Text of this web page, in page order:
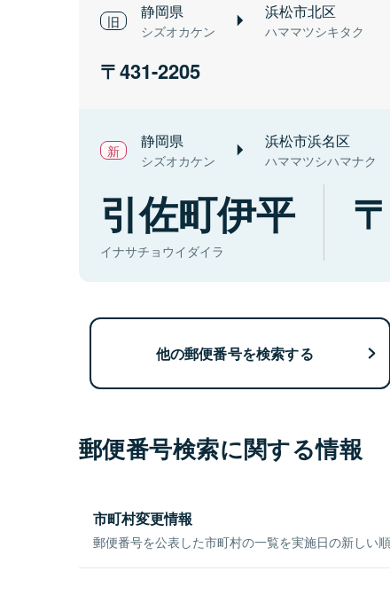
静岡県
シズオカケン
浜松市北区
ハママツシキタク
431-2205
静岡県
シズオカケン
浜松市浜名区
ハママツシハマナク
引佐町伊平
イナサチョウイダイラ
他の郵便番号を検索する
郵便番号検索に関する情報
市町村変更情報
郵便番号を公表した市町村の一覧を実施日の新しい